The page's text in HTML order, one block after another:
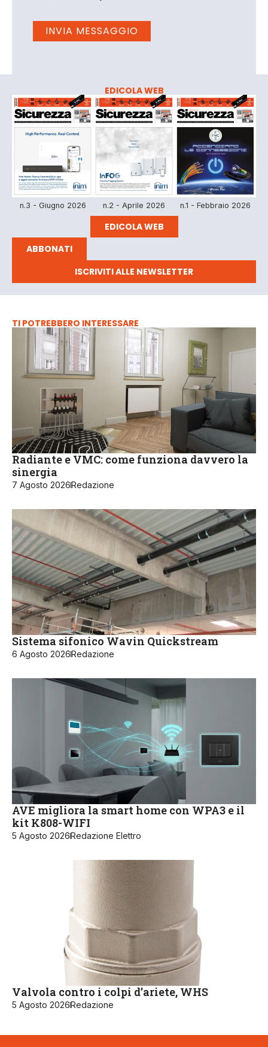
EDICOLA WEB
n.3 - Giugno 2026 n.2 - Aprile 2026 n.1 - Febbraio 2026
EDICOLA WEB
ABBONATI
ISCRIVITI ALLE NEWSLETTER
TI POTREBBERO INTERESSARE
Radiante e VMC: come funziona davvero la
sinergia
7 Agosto 2026Redazione
Sistema sifonico Wavin Quickstream
6 Agosto 2026Redazione
AVE migliora la smart home con WPA3 e il
kit K808-WIFI
5 Agosto 2026Redazione Elettro
Valvola contro i colpi d’ariete, WHS
5 Agosto 2026Redazione